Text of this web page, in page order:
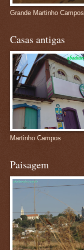
Grande Martinho Campos
Casas antigas
Martinho Campos
Paisagem